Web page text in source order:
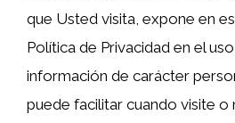
que Usted visita, expone en
Política de Privacidad en el
información de carácter
puede facilitar cuando visite o